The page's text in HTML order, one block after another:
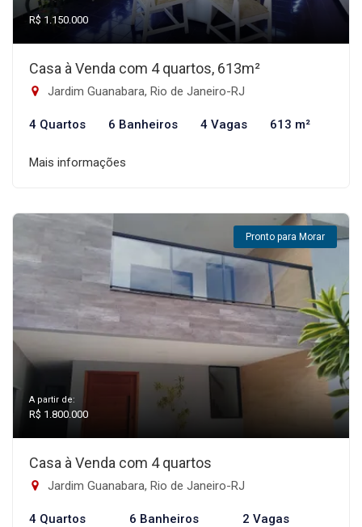
R$ 1.150.000
Casa à Venda com 4 quartos, 613m²
Jardim Guanabara, Rio de Janeiro-RJ
4 Quartos 6 Banheiros 4 Vagas 613 m²
Mais informações
Pronto para Morar
A partir de:
R$ 1.800.000
Casa à Venda com 4 quartos
Jardim Guanabara, Rio de Janeiro-RJ
4 Quartos 6 Banheiros 2 Vagas